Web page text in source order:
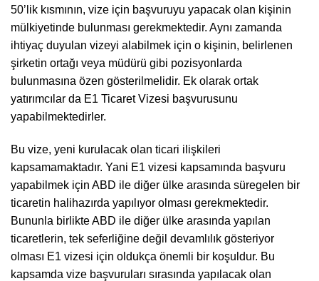
50’lik kısmının, vize için başvuruyu yapacak olan kişinin
mülkiyetinde bulunması gerekmektedir. Aynı zamanda
ihtiyaç duyulan vizeyi alabilmek için o kişinin, belirlenen
şirketin ortağı veya müdürü gibi pozisyonlarda
bulunmasına özen gösterilmelidir. Ek olarak ortak
yatırımcılar da E1 Ticaret Vizesi başvurusunu
yapabilmektedirler.
Bu vize, yeni kurulacak olan ticari ilişkileri
kapsamamaktadır. Yani E1 vizesi kapsamında başvuru
yapabilmek için ABD ile diğer ülke arasında süregelen bir
ticaretin halihazırda yapılıyor olması gerekmektedir.
Bununla birlikte ABD ile diğer ülke arasında yapılan
ticaretlerin, tek seferliğine değil devamlılık gösteriyor
olması E1 vizesi için oldukça önemli bir koşuldur. Bu
kapsamda vize başvuruları sırasında yapılacak olan